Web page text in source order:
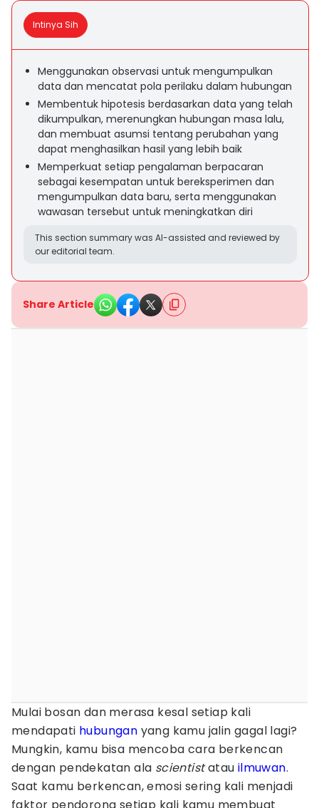
Intinya Sih
Menggunakan observasi untuk mengumpulkan
data dan mencatat pola perilaku dalam hubungan
Membentuk hipotesis berdasarkan data yang telah
dikumpulkan, merenungkan hubungan masa lalu,
dan membuat asumsi tentang perubahan yang
dapat menghasilkan hasil yang lebih baik
Memperkuat setiap pengalaman berpacaran
sebagai kesempatan untuk bereksperimen dan
mengumpulkan data baru, serta menggunakan
wawasan tersebut untuk meningkatkan diri
This section summary was AI-assisted and reviewed by
our editorial team.
Share Article
Mulai bosan dan merasa kesal setiap kali
mendapati hubungan yang kamu jalin gagal lagi?
Mungkin, kamu bisa mencoba cara berkencan
dengan pendekatan ala scientistatau ilmuwan.
Saat kamu berkencan, emosi sering kali menjadi